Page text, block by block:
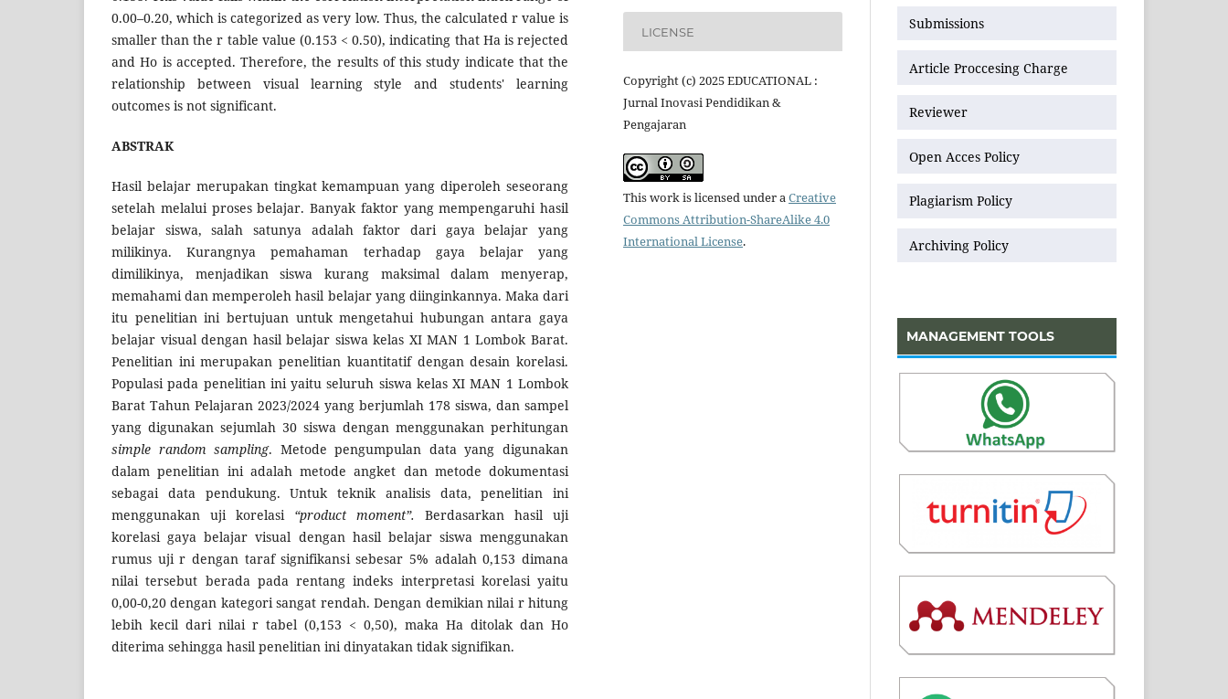
0.00–0.20, which is categorized as very low. Thus, the calculated r value is
smaller than the r table value (0.153 < 0.50), indicating that Ha is rejected
and Ho is accepted. Therefore, the results of this study indicate that the
relationship between visual learning style and students' learning
outcomes is not significant.
ABSTRAK
Hasil belajar merupakan tingkat kemampuan yang diperoleh seseorang
setelah melalui proses belajar. Banyak faktor yang mempengaruhi hasil
belajar siswa, salah satunya adalah faktor dari gaya belajar yang
milikinya. Kurangnya pemahaman terhadap gaya belajar yang
dimilikinya, menjadikan siswa kurang maksimal dalam menyerap,
memahami dan memperoleh hasil belajar yang diinginkannya. Maka dari
itu penelitian ini bertujuan untuk mengetahui hubungan antara gaya
belajar visual dengan hasil belajar siswa kelas XI MAN 1 Lombok Barat.
Penelitian ini merupakan penelitian kuantitatif dengan desain korelasi.
Populasi pada penelitian ini yaitu seluruh siswa kelas XI MAN 1 Lombok
Barat Tahun Pelajaran 2023/2024 yang berjumlah 178 siswa, dan sampel
yang digunakan sejumlah 30 siswa dengan menggunakan perhitungan
simple random sampling. Metode pengumpulan data yang digunakan
dalam penelitian ini adalah metode angket dan metode dokumentasi
sebagai data pendukung. Untuk teknik analisis data, penelitian ini
menggunakan uji korelasi “product moment”.
Berdasarkan hasil uji
korelasi gaya belajar visual dengan hasil belajar siswa menggunakan
rumus uji r dengan taraf signifikansi sebesar 5% adalah 0,153 dimana
nilai tersebut berada pada rentang indeks interpretasi korelasi yaitu
0,00-0,20 dengan kategori sangat rendah. Dengan demikian nilai r hitung
lebih kecil dari nilai r tabel (0,153 < 0,50), maka Ha ditolak dan Ho
diterima sehingga hasil penelitian ini dinyatakan tidak signifikan.
LICENSE
Copyright (c) 2025 EDUCATIONAL :
Jurnal Inovasi Pendidikan &
Pengajaran
This work is licensed under aCreative
Commons Attribution-ShareAlike 4.0
International License.
Submissions
Article Proccesing Charge
Reviewer
Open Acces Policy
Plagiarism Policy
Archiving Policy
MANAGEMENT TOOLS